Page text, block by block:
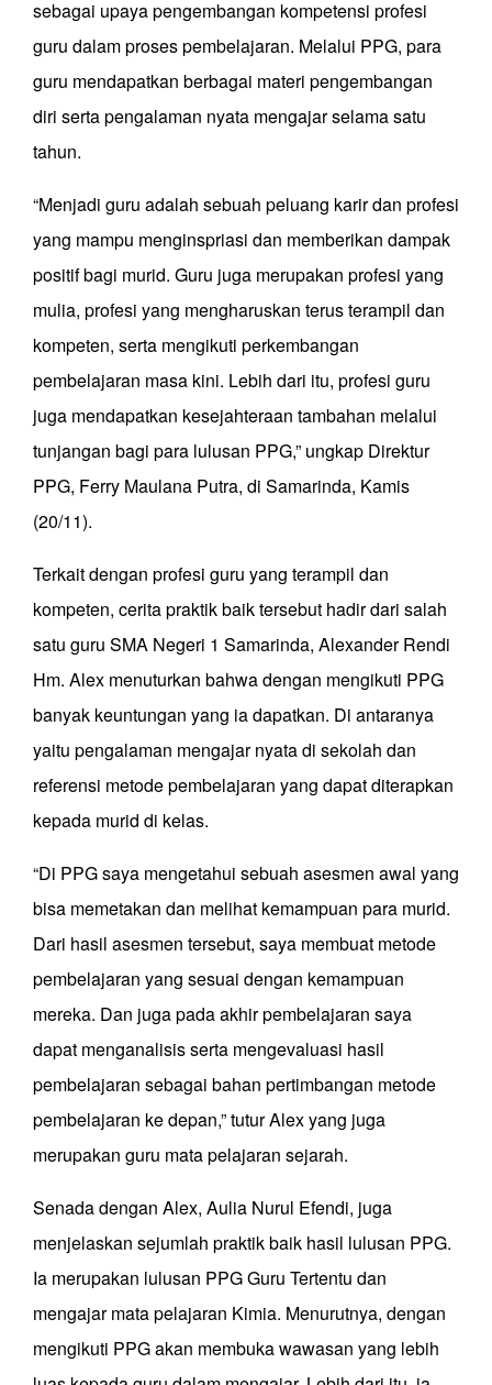
sebagai upaya pengembangan kompetensi profesi
guru dalam proses pembelajaran. Melalui PPG, para
guru mendapatkan berbagai materi pengembangan
diri serta pengalaman nyata mengajar selama satu
tahun.
“Menjadi guru adalah sebuah peluang karir dan profesi
yang mampu menginspriasi dan memberikan dampak
positif bagi murid. Guru juga merupakan profesi yang
mulia, profesi yang mengharuskan terus terampil dan
kompeten, serta mengikuti perkembangan
pembelajaran masa kini. Lebih dari itu, profesi guru
juga mendapatkan kesejahteraan tambahan melalui
tunjangan bagi para lulusan PPG,” ungkap Direktur
PPG, Ferry Maulana Putra, di Samarinda, Kamis
(20/11).
Terkait dengan profesi guru yang terampil dan
kompeten, cerita praktik baik tersebut hadir dari salah
satu guru SMA Negeri 1 Samarinda, Alexander Rendi
Hm. Alex menuturkan bahwa dengan mengikuti PPG
banyak keuntungan yang ia dapatkan. Di antaranya
yaitu pengalaman mengajar nyata di sekolah dan
referensi metode pembelajaran yang dapat diterapkan
kepada murid di kelas.
“Di PPG saya mengetahui sebuah asesmen awal yang
bisa memetakan dan melihat kemampuan para murid.
Dari hasil asesmen tersebut, saya membuat metode
pembelajaran yang sesuai dengan kemampuan
mereka. Dan juga pada akhir pembelajaran saya
dapat menganalisis serta mengevaluasi hasil
pembelajaran sebagai bahan pertimbangan metode
pembelajaran ke depan,” tutur Alex yang juga
merupakan guru mata pelajaran sejarah.
Senada dengan Alex, Aulia Nurul Efendi, juga
menjelaskan sejumlah praktik baik hasil lulusan PPG.
Ia merupakan lulusan PPG Guru Tertentu dan
mengajar mata pelajaran Kimia. Menurutnya, dengan
mengikuti PPG akan membuka wawasan yang lebih